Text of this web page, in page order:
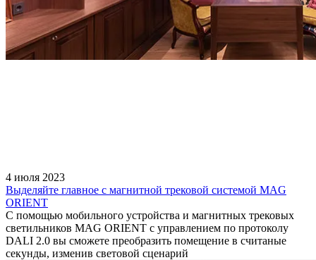
4 июля 2023
Выделяйте главное с магнитной трековой системой MAG
ORIENT
С помощью мобильного устройства и магнитных трековых
светильников MAG ORIENT с управлением по протоколу
DALI 2.0 вы сможете преобразить помещение в считаные
секунды, изменив световой сценарий